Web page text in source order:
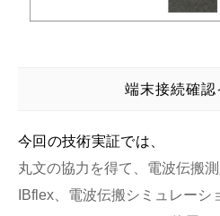
端末接続確認
今回の技術実証では、
丸文の協力を得て、電波伝搬
IBflex、電波伝搬シミュレー